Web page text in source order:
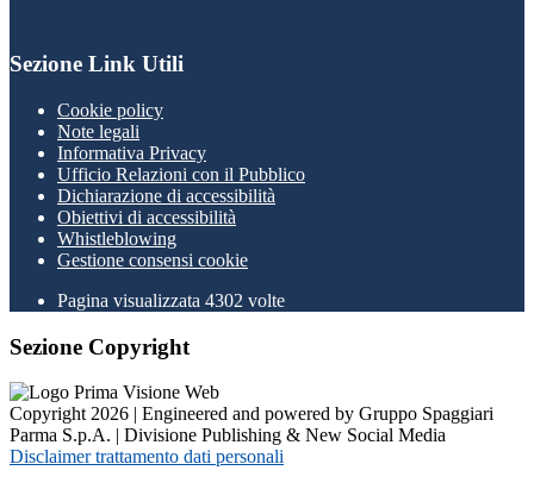
Sezione Link Utili
Cookie policy
Note legali
Informativa Privacy
Ufficio Relazioni con il Pubblico
Dichiarazione di accessibilità
Obiettivi di accessibilità
Whistleblowing
Gestione consensi cookie
Pagina visualizzata 4302 volte
Sezione Copyright
Copyright 2026 | Engineered and powered by Gruppo Spaggiari
Parma S.p.A. | Divisione Publishing & New Social Media
Disclaimer trattamento dati personali